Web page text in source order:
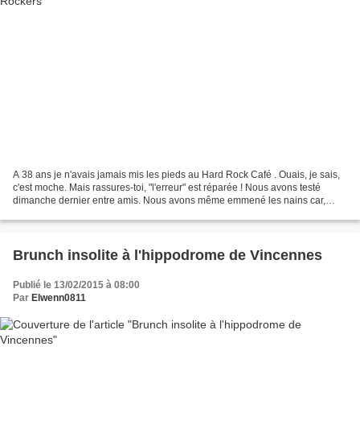
A 38 ans je n'avais jamais mis les pieds au Hard Rock Café . Ouais, je sais,
c'est moche. Mais rassures-toi, "l'erreur" est réparée ! Nous avons testé
dimanche dernier entre amis. Nous avons même emmené les nains car,
Brunch insolite à l'hippodrome de Vincennes
Publié le 13/02/2015 à 08:00
Par Elwenn0811